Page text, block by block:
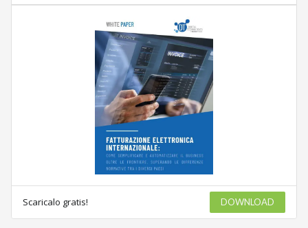
Scaricalo gratis! DOWNLOAD